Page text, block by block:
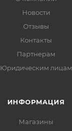
Новости
Отзывы
Контакты
Партнерам
Юридическим лицам
ИНФОРМАЦИЯ
Магазины